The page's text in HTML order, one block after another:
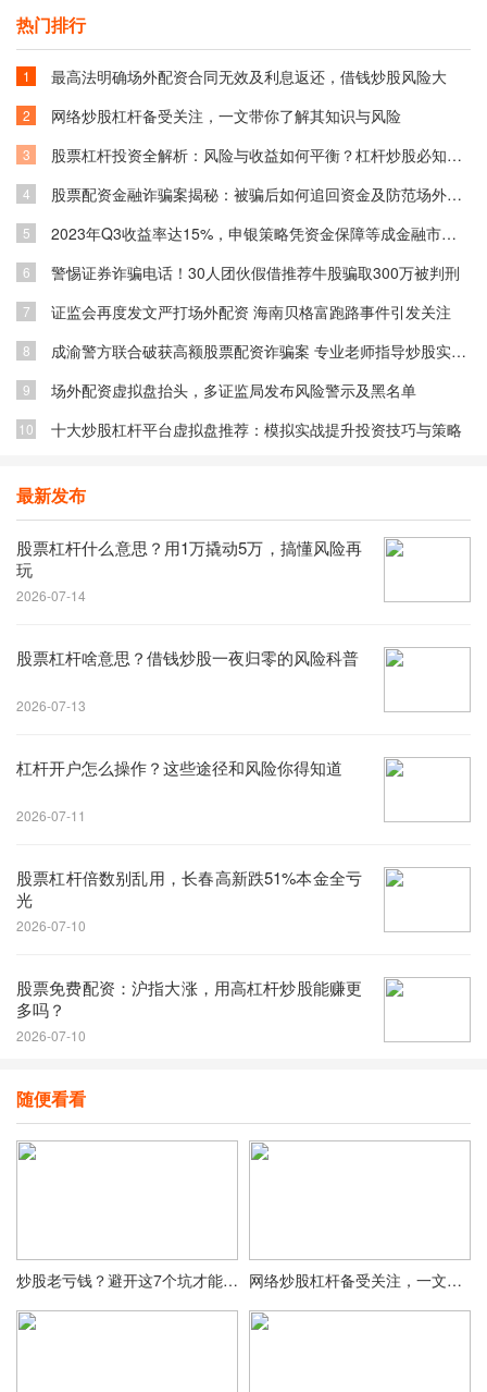
热门排行
1 最高法明确场外配资合同无效及利息返还，借钱炒股风险大
2 网络炒股杠杆备受关注，一文带你了解其知识与风险
3 股票杠杆投资全解析：风险与收益如何平衡？杠杆炒股必知技巧
4 股票配资金融诈骗案揭秘：被骗后如何追回资金及防范场外配资风险
5 2023年Q3收益率达15%，申银策略凭资金保障等成金融市场关注焦点
6 警惕证券诈骗电话！30人团伙假借推荐牛股骗取300万被判刑
7 证监会再度发文严打场外配资 海南贝格富跑路事件引发关注
8 成渝警方联合破获高额股票配资诈骗案 专业老师指导炒股实为骗局
9 场外配资虚拟盘抬头，多证监局发布风险警示及黑名单
10 十大炒股杠杆平台虚拟盘推荐：模拟实战提升投资技巧与策略
最新发布
股票杠杆什么意思？用1万撬动5万，搞懂风险再
玩
2026-07-14
股票杠杆啥意思？借钱炒股一夜归零的风险科普
2026-07-13
杠杆开户怎么操作？这些途径和风险你得知道
2026-07-11
股票杠杆倍数别乱用，长春高新跌51%本金全亏
光
2026-07-10
股票免费配资：沪指大涨，用高杠杆炒股能赚更
多吗？
2026-07-10
随便看看
炒股老亏钱？避开这7个坑才能赚钱 网络炒股杠杆备受关注，一文带你了解其知识与风险